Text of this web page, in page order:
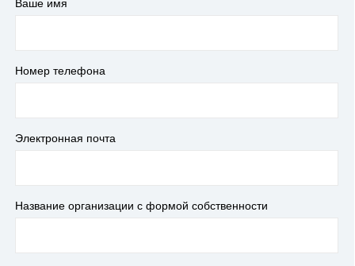
Ваше имя
Номер телефона
Электронная почта
Название организации с формой собственности